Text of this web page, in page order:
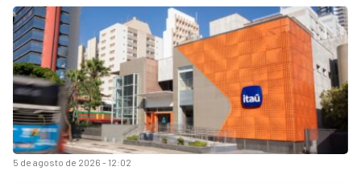
5 de agosto de 2026 - 12:02